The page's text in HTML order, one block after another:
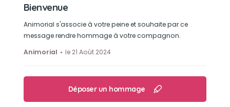
Bienvenue
Animorial s'associe à votre peine et souhaite par ce
message rendre hommage à votre compagnon.
Animorial
le 21 Août 2024
Déposer un hommage